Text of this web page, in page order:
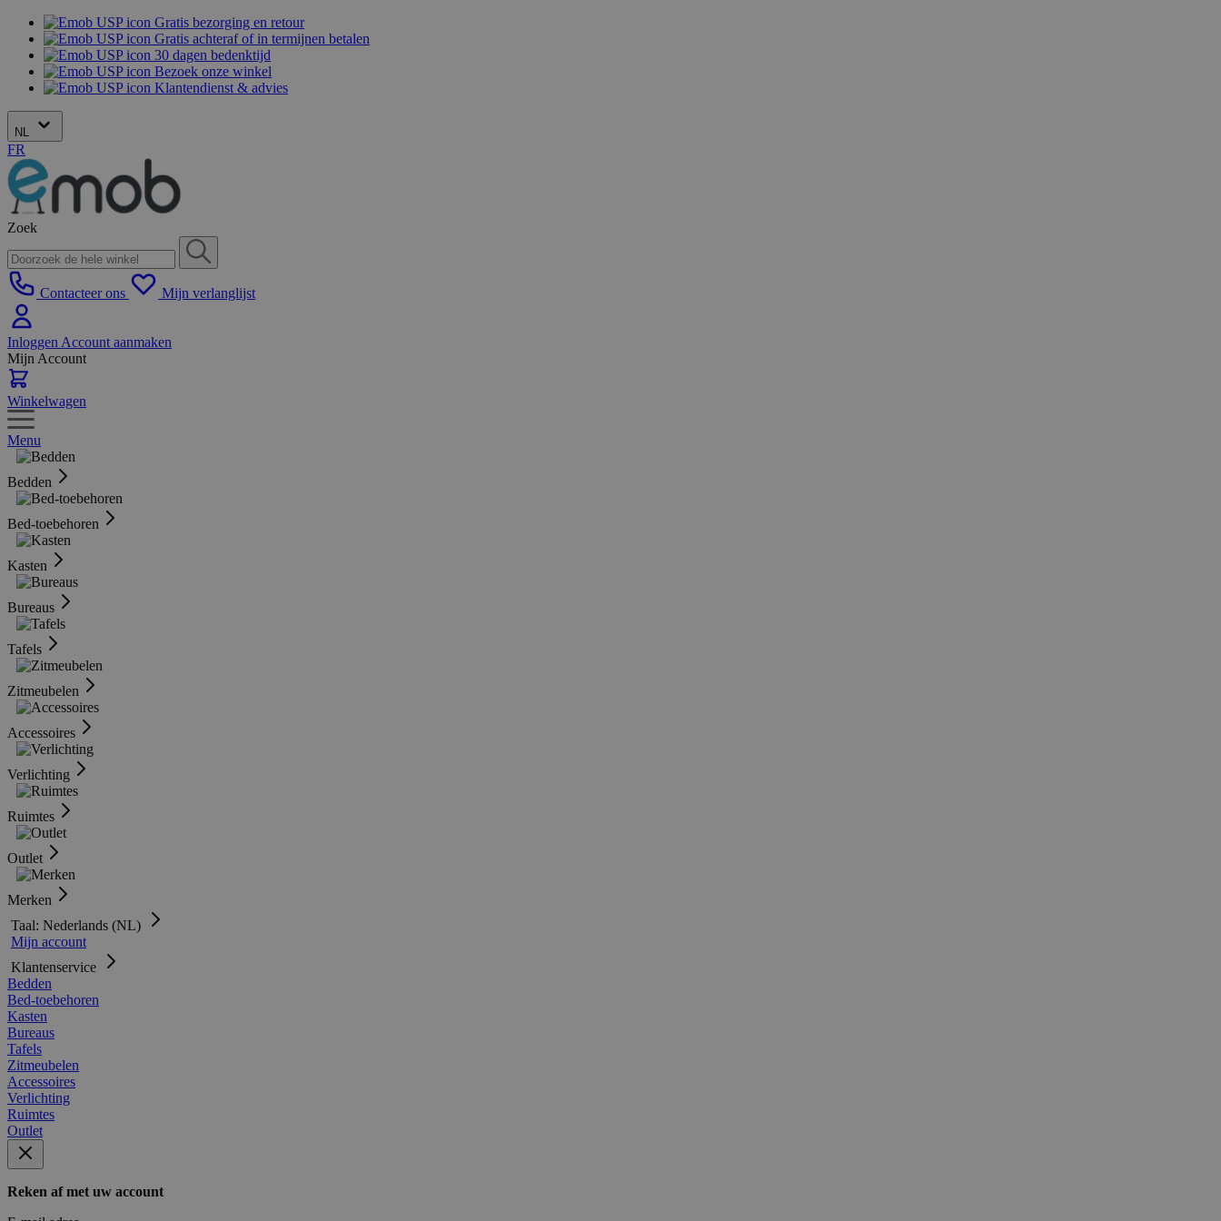
Gratis bezorging en retour
Gratis achteraf of in termijnen betalen
30 dagen bedenktijd
Bezoek onze winkel
Klantendienst & advies
NL
FR
Zoek
Contacteer ons Mijn verlanglijst
Inloggen Account aanmaken
Mijn Account
Winkelwagen
Menu
Bedden
Bed-toebehoren
Kasten
Bureaus
Tafels
Zitmeubelen
Accessoires
Verlichting
Ruimtes
Outlet
Merken
Taal: Nederlands (NL)
Mijn account
Klantenservice
Bedden
Bed-toebehoren
Kasten
Bureaus
Tafels
Zitmeubelen
Accessoires
Verlichting
Ruimtes
Outlet
Reken af met uw account